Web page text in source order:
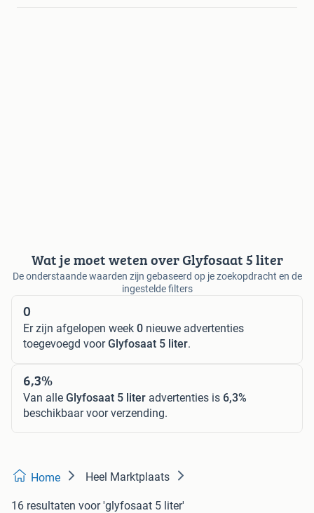
Wat je moet weten over Glyfosaat 5 liter
De onderstaande waarden zijn gebaseerd op je zoekopdracht en de
ingestelde filters
0
Er zijn afgelopen week 0 nieuwe advertenties
toegevoegd voorGlyfosaat 5 liter.
6,3%
Van alle Glyfosaat 5 liter advertenties is 6,3%
beschikbaar voor verzending.
Home Heel Marktplaats
16 resultaten voor 'glyfosaat 5 liter'